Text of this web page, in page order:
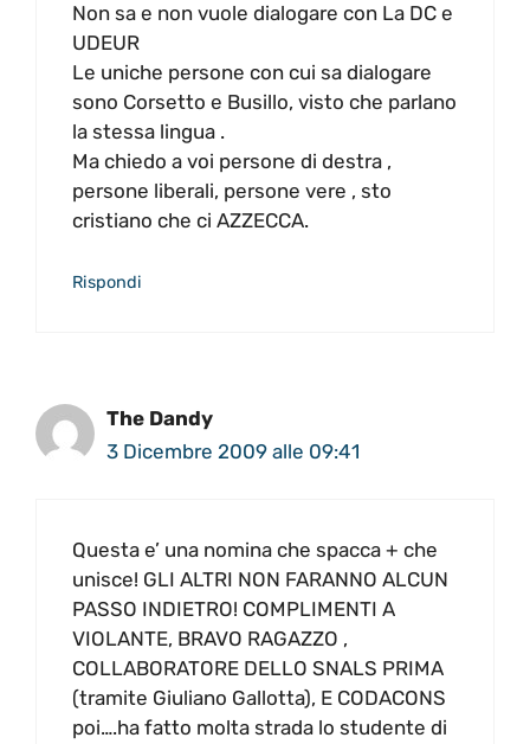
Non sa e non vuole dialogare con La DC e
UDEUR
Le uniche persone con cui sa dialogare
sono Corsetto e Busillo, visto che parlano
la stessa lingua .
Ma chiedo a voi persone di destra ,
persone liberali, persone vere , sto
cristiano che ci AZZECCA.
Rispondi
The Dandy
3 Dicembre 2009 alle 09:41
Questa e’ una nomina che spacca + che
unisce! GLI ALTRI NON FARANNO ALCUN
PASSO INDIETRO! COMPLIMENTI A
VIOLANTE, BRAVO RAGAZZO ,
COLLABORATORE DELLO SNALS PRIMA
(tramite Giuliano Gallotta), E CODACONS
poi….ha fatto molta strada lo studente di